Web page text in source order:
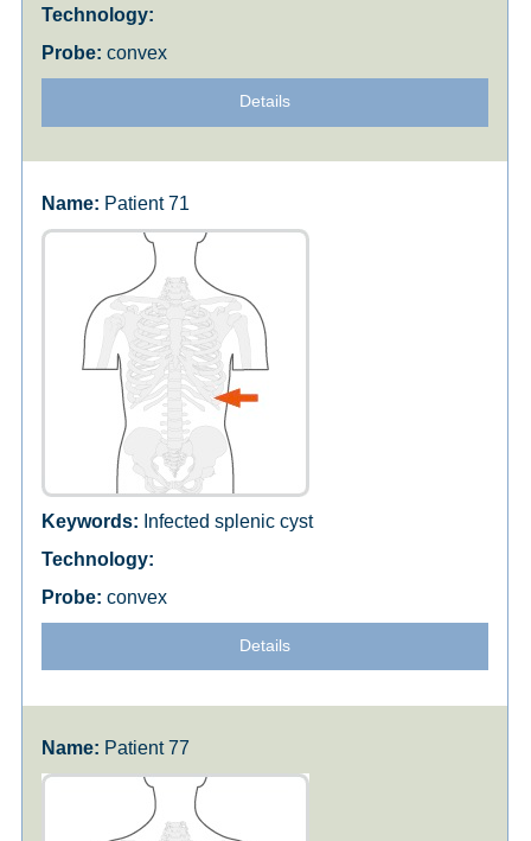
convex
Details
Patient 71
Infected splenic cyst
convex
Details
Patient 77